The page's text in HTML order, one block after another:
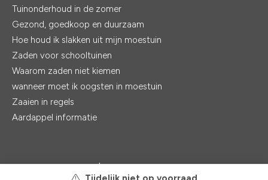
Tuinonderhoud in de zomer
Gezond, goedkoop en duurzaam
Hoe houd ik slakken uit mijn moestuin
Zaden voor schooltuinen
Waarom zaden niet kiemen
wanneer moet ik oogsten in moestuin
Zaaien in regels
Aardappel informatie